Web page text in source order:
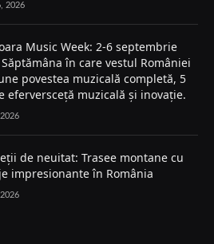
2026
Music Week: 2-6 septembrie
în care vestul României
povestea muzicală completă, 5
eferversceță muzicală și inovație.
de neuitat: Trasee montane cu
impresionante în România